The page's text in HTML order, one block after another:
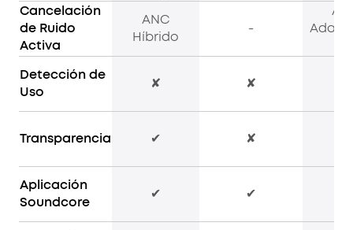
Cancelación
de Ruido
Activa
ANC
Híbrido
-
Detección de
Uso
✘ ✘
Transparencia ✔ ✘
Aplicación
Soundcore
✔ ✔